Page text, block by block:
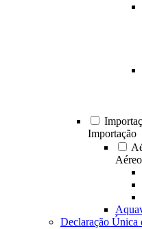
Importação
Declaração Única